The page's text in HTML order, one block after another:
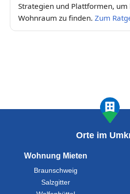
Strategien und Plattformen,
Wohnraum zu finden. Zum
Orte im
Wohnung Mieten
Braunschweig
Salzgitter